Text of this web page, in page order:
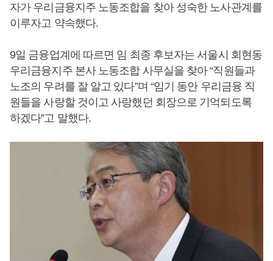
자가 우리금융지주 노동조합을 찾아 성숙한 노사관계를
이루자고 약속했다.
9일 금융업계에 따르면 임 최종 후보자는 서울시 회현동
우리금융지주 본사 노동조합 사무실을 찾아 “직원들과
노조의 우려를 잘 알고 있다”며 “임기 동안 우리금융 직
원들을 사랑할 것이고 사랑했던 회장으로 기억되도록
하겠다”고 말했다.